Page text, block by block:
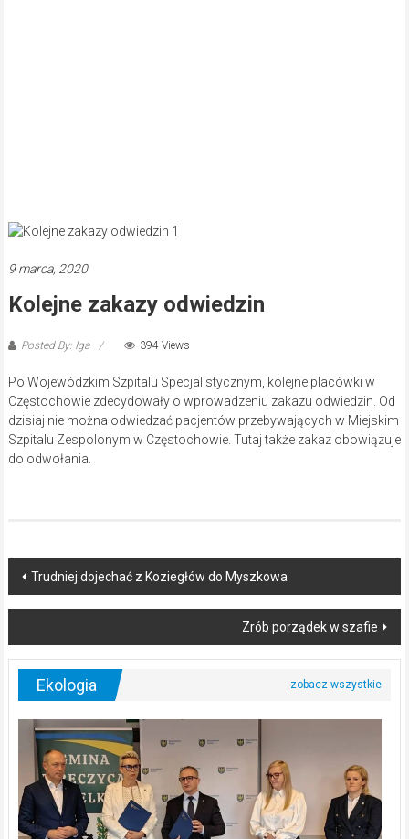
9 marca, 2020
Kolejne zakazy odwiedzin
Posted By: Iga 394 Views
Po Wojewódzkim Szpitalu Specjalistycznym, kolejne placówki w
Częstochowie zdecydowały o wprowadzeniu zakazu odwiedzin. Od
dzisiaj nie można odwiedzać pacjentów przebywających w Miejskim
Szpitalu Zespolonym w Częstochowie. Tutaj także zakaz obowiązuje
do odwołania.
Post
navigation
Trudniej dojechać z Koziegłów do Myszkowa
Zrób porządek w szafie
Ekologia